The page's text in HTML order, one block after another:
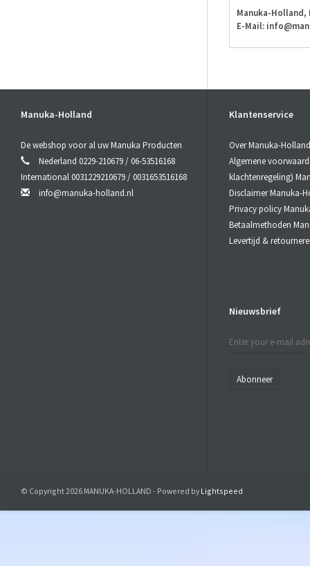
Manuka-Holland,
E-Mail:
Manuka-Holland
De webshop voor al uw Manuka Producten
Nederland 0229-210679 / 06-53516168
International 0031229210679 / 0031653516168
info@manuka-holland.nl
Klantenservice
Over Manuka-Holland
Algemene
klachtenregeling)
Disclaimer Manuka-
Privacy policy
Betaalmethoden
Levertijd &
Nieuwsbrief
Abonneer
© Copyright 2026 MANUKA-HOLLAND - Powered by Lightspeed